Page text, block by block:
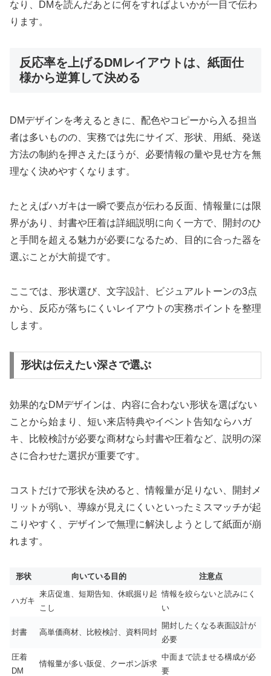
なり、DMを読んだあとに何をすればよいかが一目で伝わ
ります。
反応率を上げるDMレイアウトは、紙面仕
様から逆算して決める
DMデザインを考えるときに、配色やコピーから入る担当
者は多いものの、実務では先にサイズ、形状、用紙、発送
方法の制約を押さえたほうが、必要情報の量や見せ方を無
理なく決めやすくなります。
たとえばハガキは一瞬で要点が伝わる反面、情報量には限
界があり、封書や圧着は詳細説明に向く一方で、開封のひ
と手間を超える魅力が必要になるため、目的に合った器を
選ぶことが大前提です。
ここでは、形状選び、文字設計、ビジュアルトーンの3点
から、反応が落ちにくいレイアウトの実務ポイントを整理
します。
形状は伝えたい深さで選ぶ
効果的なDMデザインは、内容に合わない形状を選ばない
ことから始まり、短い来店特典やイベント告知ならハガ
キ、比較検討が必要な商材なら封書や圧着など、説明の深
さに合わせた選択が重要です。
コストだけで形状を決めると、情報量が足りない、開封メ
リットが弱い、導線が見えにくいといったミスマッチが起
こりやすく、デザインで無理に解決しようとして紙面が崩
れます。
形状 向いている目的 注意点
ハガキ
来店促進、短期告知、休眠掘り起
こし
情報を絞らないと読みにく
い
封書 高単価商材、比較検討、資料同封
開封したくなる表面設計が
必要
圧着
DM
情報量が多い販促、クーポン訴求
中面まで読ませる構成が必
要